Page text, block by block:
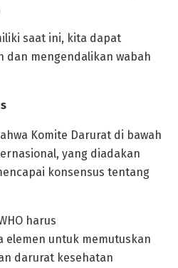
saat ini, kita dapat
dan mengendalikan wabah
Komite Darurat di bawah
yang diadakan
konsensus tentang
harus
elemen untuk memutuskan
darurat kesehatan